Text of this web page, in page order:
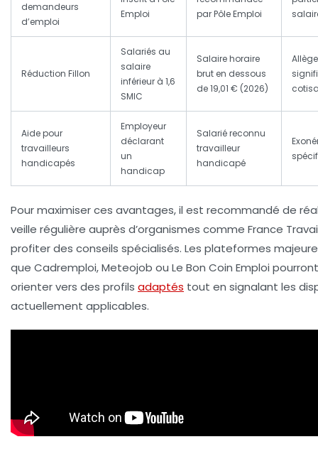
demandeurs
d’emploi
Emploi
par Pôle Emploi
Réduction Fillon
Salariés au
salaire
inférieur à 1,6
SMIC
Salaire horaire
brut en dessous
de 19,01 € (2026)
Aide pour
travailleurs
handicapés
Employeur
déclarant
un
handicap
Salarié reconnu
travailleur
handicapé
Pour maximiser ces avantages, il est recommandé de
veille régulière auprès d’organismes comme France
profiter des conseils spécialisés. Les plateformes
que Cadremploi, Meteojob ou Le Bon Coin Emploi
orienter vers des profils adaptés tout en signalant les
actuellement applicables.